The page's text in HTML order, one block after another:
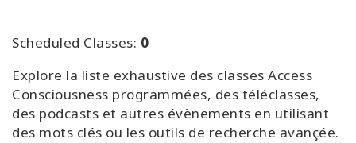
votre
À
propos
Scheduled Classes: 0
Explore la liste exhaustive des classes Access
Consciousness programmées, des téléclasses,
des podcasts et autres évènements en utilisant
des mots clés ou les outils de recherche avançée.